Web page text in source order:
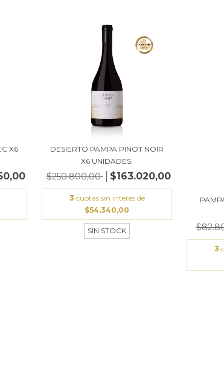
X6
DESIERTO PAMPA PINOT NOIR
X6 UNIDADES.
$250.800,00 $163.020,00
3 cuotas sin interés de
$54.340,00
SIN STOCK
3